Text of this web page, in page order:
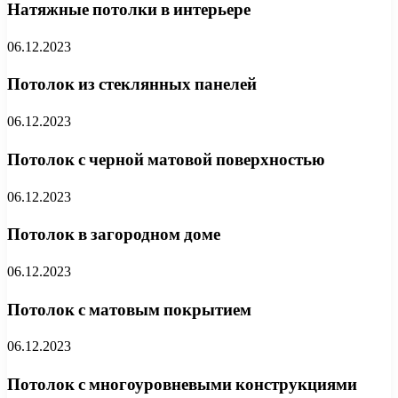
Натяжные потолки в интерьере
06.12.2023
Потолок из стеклянных панелей
06.12.2023
Потолок с черной матовой поверхностью
06.12.2023
Потолок в загородном доме
06.12.2023
Потолок с матовым покрытием
06.12.2023
Потолок с многоуровневыми конструкциями